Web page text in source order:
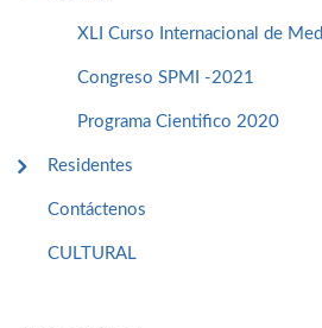
XLI Curso Internacional de
Congreso SPMI -2021
Programa Cientifico 2020
Residentes
Contáctenos
CULTURAL